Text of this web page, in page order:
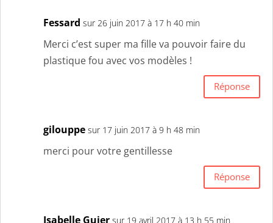
Fessard sur 26 juin 2017 à 17 h 40 min
Merci c’est super ma fille va pouvoir faire du
plastique fou avec vos modèles !
Réponse
gilouppe sur 17 juin 2017 à 9 h 48 min
merci pour votre gentillesse
Réponse
Isabelle Guier sur 19 avril 2017 à 13 h 55 min